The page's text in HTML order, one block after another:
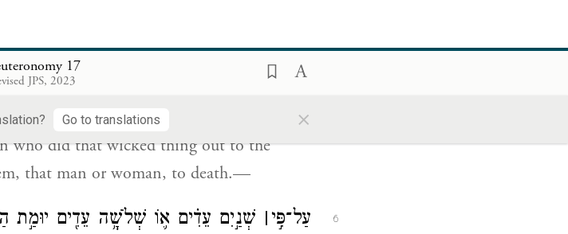
17
JPS, 2023
Go to translations ×
וְהֽוֹצֵאתָ֣ אֶת־הָאִ֣ישׁ הַה֡וּא אוֹ֩ אֶת־הָאִשָּׁ֨ה
who did that wicked thing out to the
that man or woman, to death.—
6 עַל־פִּ֣י׀ שְׁנַ֣יִם עֵדִ֗ים א֛וֹ שְׁלֹשָׁ֥ה עֵדִ֖ים יוּמַ֣ת